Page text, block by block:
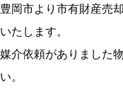
豊岡市より市有財産売
いたします。
媒介依頼がありました
い。